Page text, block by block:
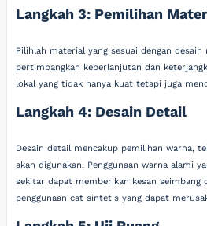
Langkah 3: Pemilihan
Pilihlah material yang sesuai dengan
pertimbangkan keberlanjutan dan
lokal yang tidak hanya kuat tetapi juga
Langkah 4: Desain Detail
Desain detail mencakup pemilihan warna,
akan digunakan. Penggunaan warna alami
sekitar dapat memberikan kesan seimbang
penggunaan cat sintetis yang dapat